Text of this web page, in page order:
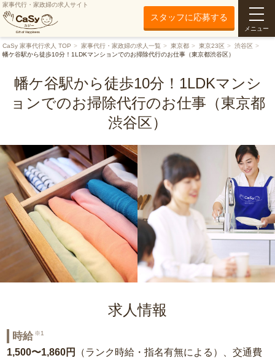
家事代行・家政婦の求人サイト
スタッフに応募する
メニュー
CaSy 家事代行求人 TOP 家事代行・家政婦の求人一覧 東京都 東京23区
渋谷区
幡ケ谷駅から徒歩10分！1LDKマンションでのお掃除代行のお仕事（東京都渋谷区）
幡ケ谷駅から徒歩10分！1LDKマンシ
ョンでのお掃除代行のお仕事（東京都
渋谷区）
求人情報
時給 ※1
1,500〜1,860円
（ランク時給・指名有無による）、交通費